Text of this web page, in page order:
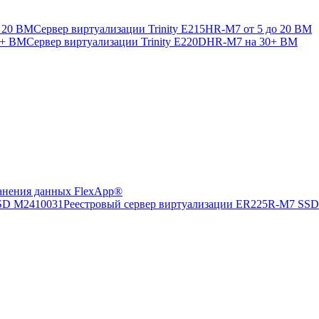
Сервер виртуализации Trinity E215HR-M7 от 5 до 20 ВМ
Сервер виртуализации Trinity E220DHR-M7 на 30+ ВМ
данных FlexApp®
Реестровый сервер виртуализации ER225R-M7